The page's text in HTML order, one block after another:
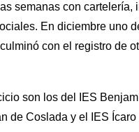
semanas con cartelería,
En diciembre uno
con el registro de
son los del IES
de Coslada y el IES Ícaro